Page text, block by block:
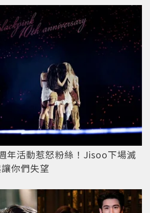
年活動惹怒粉絲！Jisoo下場滅
你們失望